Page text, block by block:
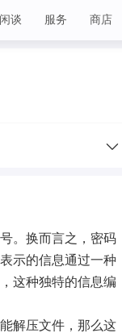
闲谈 服务 商店
。换而言之，密码
示的信息通过一种
这种独特的信息编
解压文件，那么这